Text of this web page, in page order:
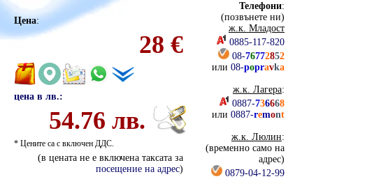
Цена:
28 €
цена в лв.:
54.76 лв.
* Цените са с включен ДДС.
(в цената не е включена таксата за
посещение на адрес)
Телефони:
(позвънете ни)
ж.к. Младост
0885-117-820
08-76772852
или 08-popravka
ж.к. Лагера:
0887-736668
или 0887-remont
ж.к. Люлин:
(временно само на
адрес)
0879-04-12-99